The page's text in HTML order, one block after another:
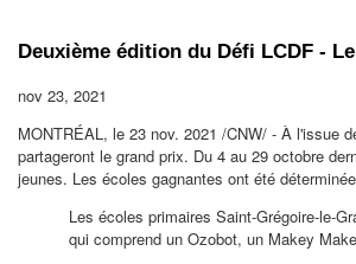
Deuxième édition du Défi LCDF -
nov 23, 2021
MONTRÉAL, le 23 nov. 2021 /CNW/ - À l'issue
partageront le grand prix. Du 4 au 29 octobre
jeunes. Les écoles gagnantes ont été
Les écoles primaires Saint-Grégoire-le-
qui comprend un Ozobot, un Makey